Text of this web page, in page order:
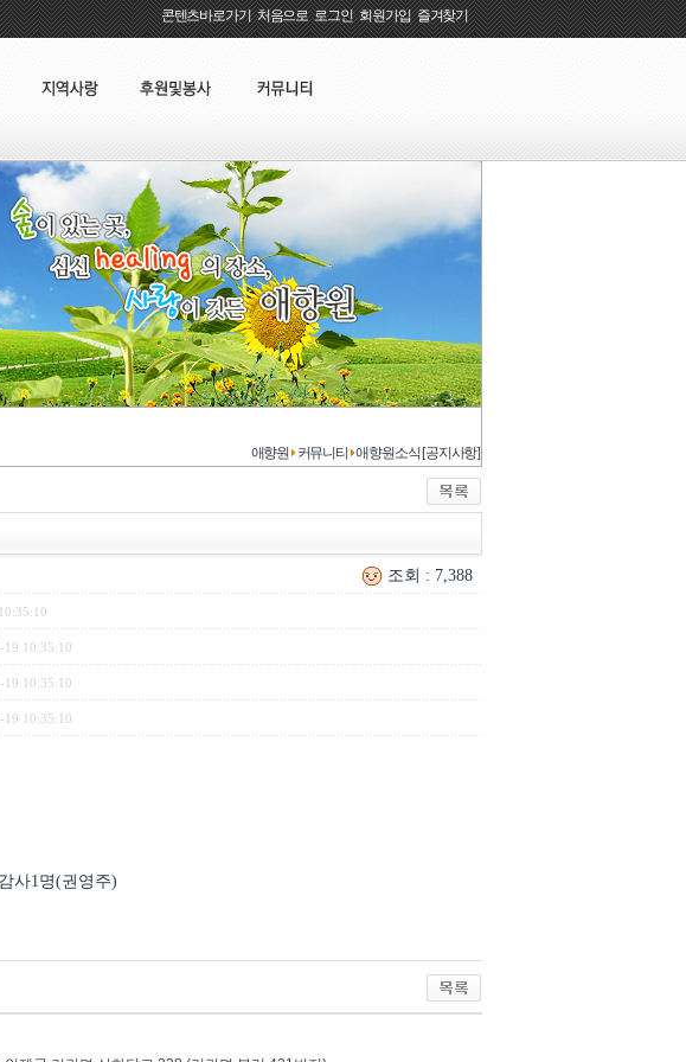
콘텐츠바로가기:처음으로:로그인:회원가입:즐겨찾기
애향원 커뮤니티 애향원소식 [공지사항]
조회 : 7,388
19 10:35:10
19 10:35:10
19 10:35:10
감사1명(권영주)